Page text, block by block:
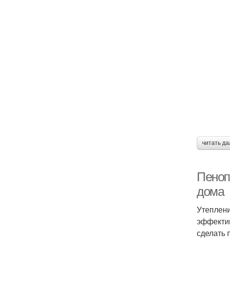
читать
дома
сделать